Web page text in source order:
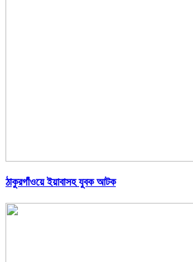
ঠাকুরগাঁওয়ে ইয়াবাসহ যুবক আটক